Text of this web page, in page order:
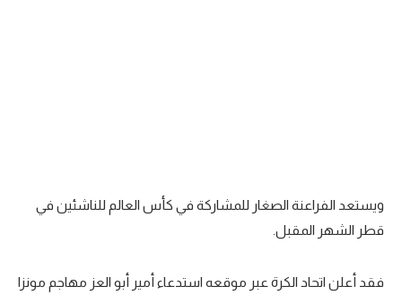
سعودي في الجول
ويستعد الفراعنة الصغار للمشاركة في كأس العالم للناشئين في
قطر الشهر المقبل.
فقد أعلن اتحاد الكرة عبر موقعه استدعاء أمير أبو العز مهاجم مونزا